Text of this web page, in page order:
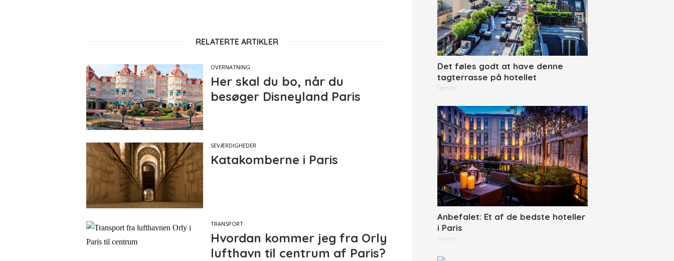
RELATERTE ARTIKLER
OVERNATNING
Her skal du bo, når du
besøger Disneyland Paris
SEVÆRDIGHEDER
Katakomberne i Paris
TRANSPORT
Hvordan kommer jeg fra Orly
lufthavn til centrum af Paris?
Det føles godt at have denne
tagterrasse på hotellet
Sponset
Anbefalet: Et af de bedste hoteller
i Paris
Sponset